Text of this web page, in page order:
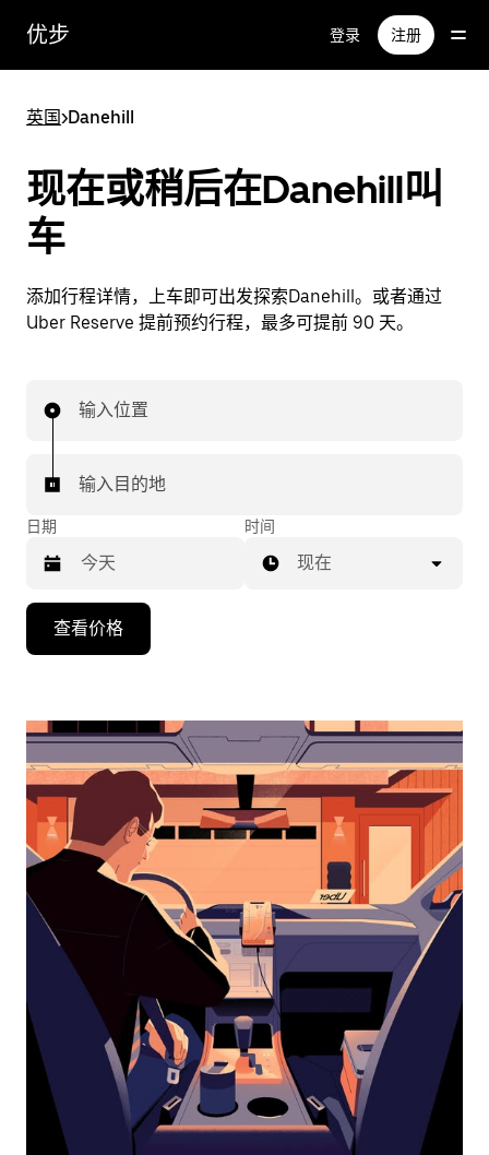
优步 登录 注册
英国>Danehill
现在或稍后在Danehill叫
车
添加行程详情，上车即可出发探索Danehill。或者通过
Uber Reserve 提前预约行程，最多可提前 90 天。
输入位置
输入目的地
日期
向
头
浏
日
并
期。
按
退
时间
现在
查看价格